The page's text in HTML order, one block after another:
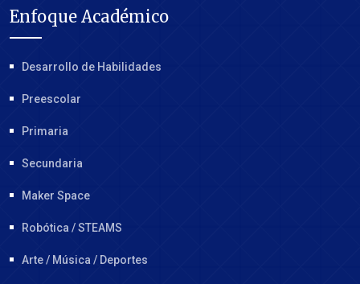
Enfoque Académico
Desarrollo de Habilidades
Preescolar
Primaria
Secundaria
Maker Space
Robótica / STEAMS
Arte / Música / Deportes